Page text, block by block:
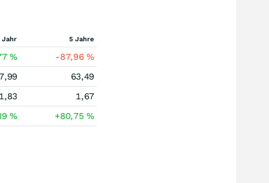
Jahr 5 Jahre
% -87,96%
63,49
1,83
1,67
% +80,75%